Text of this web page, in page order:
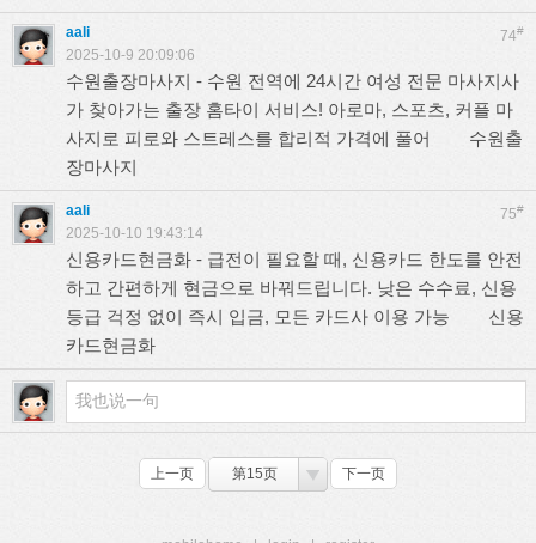
74#
aali
2025-10-9 20:09:06
수원출장마사지 - 수원 전역에 24시간 여성 전문 마사지사
가 찾아가는 출장 홈타이 서비스! 아로마, 스포츠, 커플 마
사지로 피로와 스트레스를 합리적 가격에 풀어 수원출
장마사지
75#
aali
2025-10-10 19:43:14
신용카드현금화 - 급전이 필요할 때, 신용카드 한도를 안전
하고 간편하게 현금으로 바꿔드립니다. 낮은 수수료, 신용
등급 걱정 없이 즉시 입금, 모든 카드사 이용 가능 신용
카드현금화
上一页 第15页 下一页